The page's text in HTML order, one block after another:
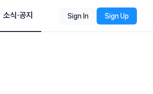
소식·공지 Sign In Sign Up